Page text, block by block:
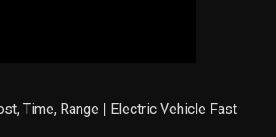
Time, Range | Electric Vehicle Fast